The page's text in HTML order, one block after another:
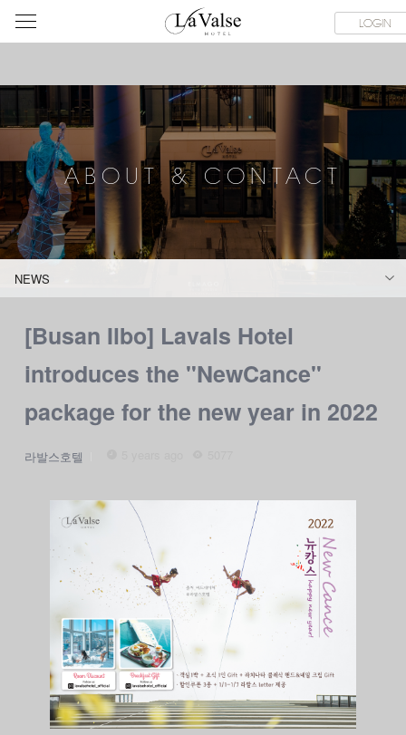
라
발
스
호
텔
LOGIN
SERVICE FACILITIES ABOUT & CONTACT HOTEL GUIDE
ABOUT & CONTACT
NEWS
[Busan Ilbo] Lavals Hotel
introduces the "NewCance"
package for the new year in 2022
라발스호텔